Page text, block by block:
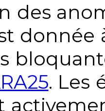
des
donnée
. Les